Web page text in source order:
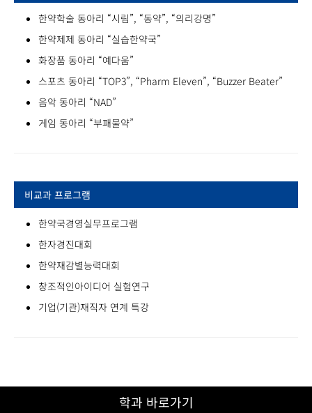
한약학술 동아리 “시림”, “동약”, “의리강명”
한약제제 동아리 “실습한약국”
화장품 동아리 “예다움”
스포츠 동아리 “TOP3”, “Pharm Eleven”, “Buzzer Beater”
음악 동아리 “NAD”
게임 동아리 “부패물약”
비교과 프로그램
한약국경영실무프로그램
한자경진대회
한약재감별능력대회
창조적인아이디어 실험연구
기업(기관)재직자 연계 특강
학과 바로가기